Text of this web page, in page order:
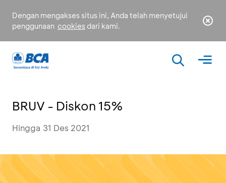
Dengan mengakses situs ini, Anda telah menyetujui
penggunaan cookies dari kami.
BRUV - Diskon 15%
Hingga 31 Des 2021